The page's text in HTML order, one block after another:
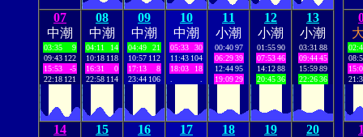
07
中潮
03:35
9
09:43 122
15:53
-5
22:18 121
08
中潮
04:11
14
10:18 118
16:31
0
22:58 114
09
中潮
04:49
21
10:57 112
17:13
8
23:44 106
10
中潮
05:33
30
11:43 104
18:03
18
11
小潮
00:40 97
06:29 39
12:44 95
19:09 29
12
小潮
01:55 90
07:53 46
14:12 88
20:45 36
13
小潮
03:31 88
09:44 45
15:59 89
22:26 36
14
15
16
17
18
19
20